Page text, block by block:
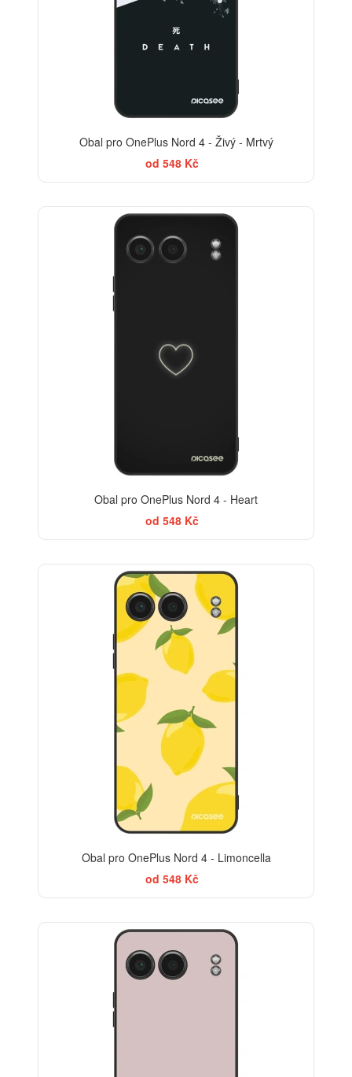
Obal pro OnePlus Nord 4 - Živý - Mrtvý
od 548 Kč
Obal pro OnePlus Nord 4 - Heart
od 548 Kč
Obal pro OnePlus Nord 4 - Limoncella
od 548 Kč